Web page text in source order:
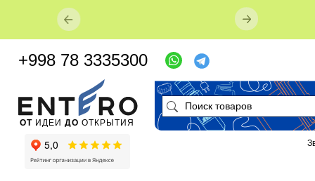
ОТ ИДЕИ ДО ОТКРЫТИЯ
+998 78 3335300